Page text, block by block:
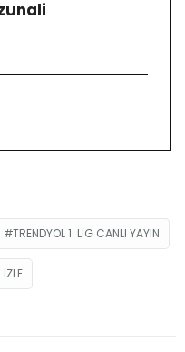
TRENDYOL 1. LIG CANLI YAYIN